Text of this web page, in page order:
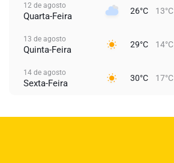
12 de agosto
Quarta-Feira 26°C 13°C
13 de agosto
Quinta-Feira 29°C 14°C
14 de agosto
Sexta-Feira 30°C 17°C